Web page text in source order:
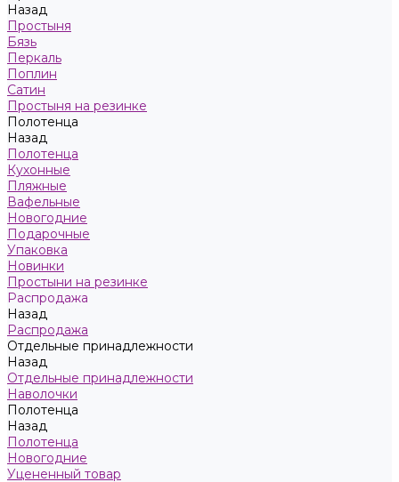
Назад
Простыня
Бязь
Перкаль
Поплин
Сатин
Простыня на резинке
Полотенца
Назад
Полотенца
Кухонные
Пляжные
Вафельные
Новогодние
Подарочные
Упаковка
Новинки
Простыни на резинке
Распродажа
Назад
Распродажа
Отдельные принадлежности
Назад
Отдельные принадлежности
Наволочки
Полотенца
Назад
Полотенца
Новогодние
Уцененный товар